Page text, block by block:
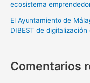
ecosistema
El Ayuntamiento de
DIBEST de
Comentarios